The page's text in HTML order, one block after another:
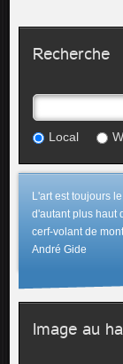
Recherche
Local
L'art est toujours
d'autant plus haut
cerf-volant de
André Gide
Image au